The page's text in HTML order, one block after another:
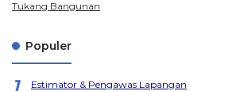
Tukang Bangunan
Populer
Estimator & Pengawas Lapangan